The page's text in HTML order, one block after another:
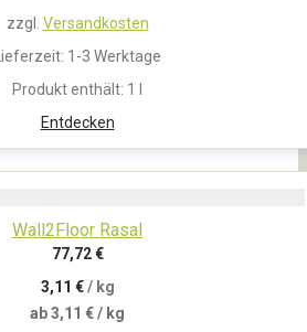
zzgl. Versandkosten
Lieferzeit: 1-3 Werktage
Produkt enthält: 1
Entdecken
Wall2Floor Rasal
77,72€
3,11 €/ kg
ab3,11 €/ kg